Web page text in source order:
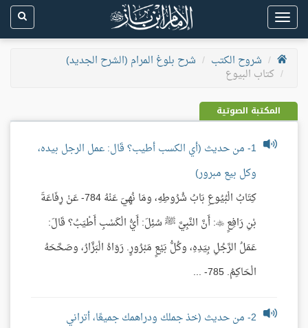
Toggle
navigation
شروح الكتب
شرح بلوغ المرام (الشرح الجديد)
كتاب البيوع
المكتبة الصوتية
1- من حديث (أي الكسب أطيب؟ قَال: عمل الرجل بيده،
وكل بيع مبرور)
كِتَابُ الْبُيُوعِ بَابُ شُرُوطِهِ، ومَا نُهِيَ عَنْهُ 784- عَنْ رِفَاعَةَ
بْنِ رَافِعٍ : أَنَّ النَّبِيَّ ﷺ سُئِلَ: أَيُّ الْكَسْبِ أَطْيَبُ؟ قَالَ:
عَمَلُ الرَّجُلِ بِيَدِهِ، وكُلُّ بَيْعٍ مَبْرُورٍ. رَوَاهُ الْبَزَّارُ، وصَحَّحَهُ
الْحَاكِمُ. 785- ...
2- من حديث (خذ جملك ودراهمك جميعًا، أتراني